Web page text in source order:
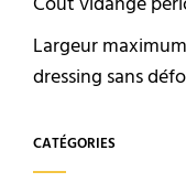
Largeur
dressing sans
CATÉGORIES